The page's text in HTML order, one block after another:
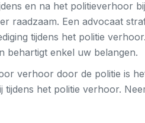
en na het politieverhoor
raadzaam. Een advocaat
tijdens het politie
behartigt enkel uw belangen.
verhoor door de politie is
tijdens het politie verhoor.